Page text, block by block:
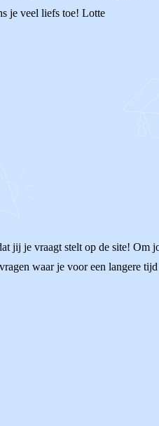
je veel liefs toe! Lotte
jij je vraagt stelt op de site! Om
waar je voor een langere